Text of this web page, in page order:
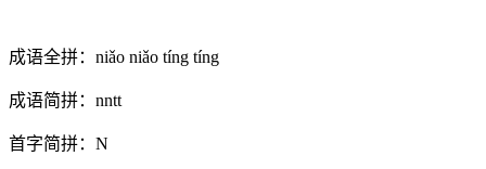
成语全拼： niǎo niǎo tíng tíng
成语简拼： nntt
首字简拼： N